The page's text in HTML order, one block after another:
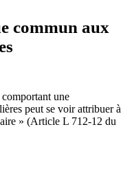
commun aux
une
peut se voir attribuer à
» (Article L 712-12 du